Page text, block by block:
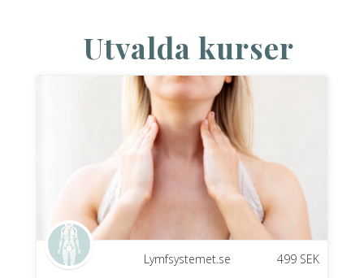
Utvalda kurser
Lymfsystemet.se 499 SEK